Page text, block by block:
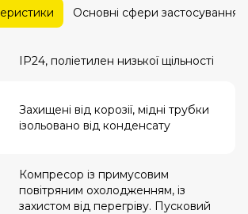
Основні сфери застосування
IP24, поліетилен низької щільності
Захищені від корозії, мідні трубки
ізольовано від конденсату
Компресор із примусовим
повітряним охолодженням, із
захистом від перегріву. Пусковий